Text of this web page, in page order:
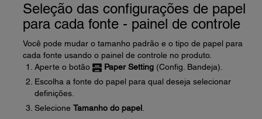
Seleção das configurações de papel
para cada fonte - painel de controle
Você pode mudar o tamanho padrão e o tipo de papel para
cada fonte usando o painel de controle no produto.
Aperte o botão
Paper Setting (Config. Bandeja).
Escolha a fonte do papel para qual deseja selecionar
definições.
Selecione Tamanho do papel